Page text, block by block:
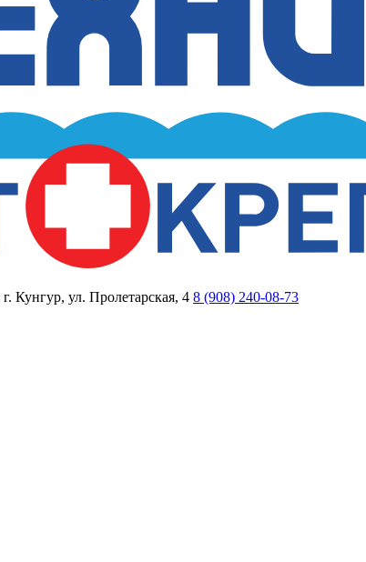
Кунгур, ул. Пролетарская, 4 8 (908) 240-08-73